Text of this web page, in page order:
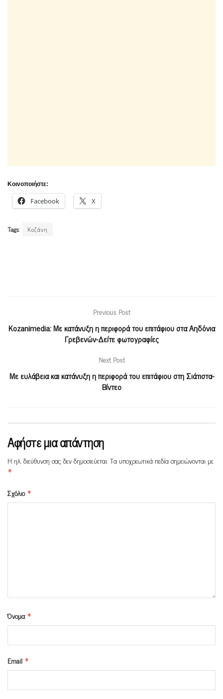
Κοινοποιήστε:
Facebook X
Tags: Κοζάνη
Previous Post
Kozanimedia: Με κατάνυξη η περιφορά του επιτάφιου στα Αηδόνια
Γρεβενών-Δείτε φωτογραφίες
Next Post
Με ευλάβεια και κατάνυξη η περιφορά του επιτάφιου στη Σιάτιστα-
Βίντεο
Αφήστε μια απάντηση
Η ηλ. διεύθυνση σας δεν δημοσιεύεται.Τα υποχρεωτικά πεδία σημειώνονται με
*
Σχόλιο *
Όνομα *
Email *